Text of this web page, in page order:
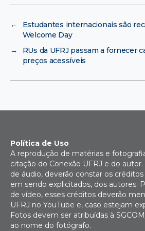
←
Estudantes internacionais são
Welcome Day
→
RUs da UFRJ passam a fornecer
preços acessíveis
Política de Uso
A reprodução de matérias e
citação do Conexão UFRJ e do
de áudio, deverão constar os créditos
em sendo explicitados, dos autores.
de vídeo, esses créditos deverão
UFRJ no YouTube e, caso estejam
Fotos devem ser atribuídas à
ao nome do fotógrafo.